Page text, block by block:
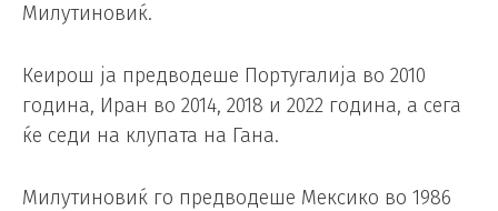
Милутиновиќ.
Кеирош ја предводеше Португалија во 2010
година, Иран во 2014, 2018 и 2022 година, а сега
ќе седи на клупата на Гана.
Милутиновиќ го предводеше Мексико во 1986